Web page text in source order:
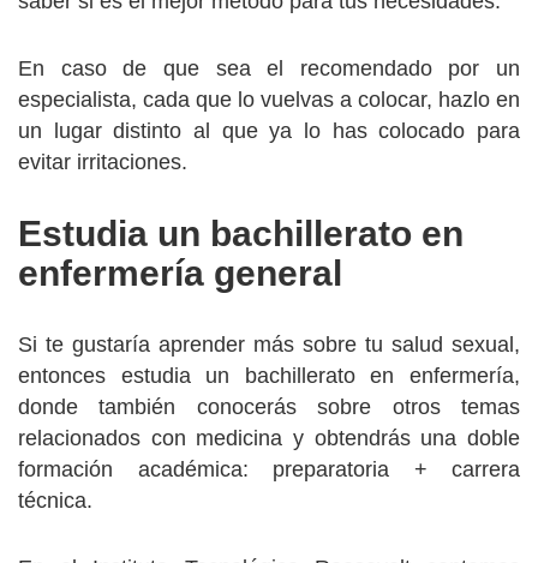
En caso de que sea el recomendado por un
especialista, cada que lo vuelvas a colocar, hazlo en
un lugar distinto al que ya lo has colocado para
evitar irritaciones.
Estudia un bachillerato en
enfermería general
Si te gustaría aprender más sobre tu salud sexual,
entonces estudia un bachillerato en enfermería,
donde también conocerás sobre otros temas
relacionados con medicina y obtendrás una doble
formación académica: preparatoria + carrera
técnica.